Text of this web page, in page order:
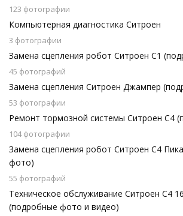
123 фотографии
Компьютерная диагностика Ситроен
3 фотографии
Замена сцепления робот Ситроен С1
45 фотографий
Замена сцепления Ситроен Джампер
53 фотографии
Ремонт тормозной системы Ситроен С4
104 фотографии
Замена сцепления робот Ситроен С4
фото)
55 фотографий
Техническое обслуживание Ситроен С4
(подробные фото и видео)